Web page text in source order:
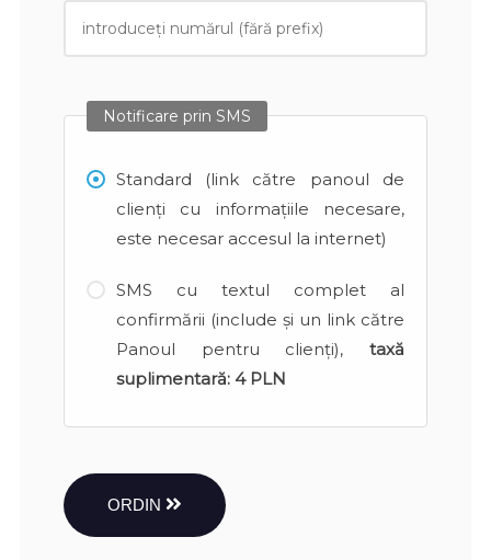
Notificare prin SMS
Standard (link către panoul de
clienți cu informațiile necesare,
este necesar accesul la internet)
SMS cu textul complet al
confirmării (include și un link către
Panoul pentru clienți), taxă
suplimentară: 4 PLN
ORDIN